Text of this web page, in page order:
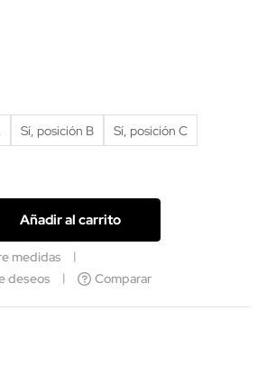
Sí, posición B Sí, posición C
Añadir al carrito
medidas
deseos
Comparar